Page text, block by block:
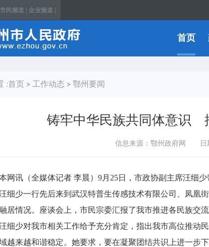
市民频道 | 企业频道 |
首页
:首页 > 工作动态 > 鄂州要闻
铸牢中华民族共同体意识
信息来源：鄂州政府网
讯（全媒体记者 李晨）9月25日，市政协副主席汪细少
少一行先后来到武汉特普生传感技术有限公司、凤凰街
居情况。座谈会上，市民宗委汇报了我市推进各民族交
少对我市相关工作给予充分肯定，指出我市高位推动民
越来越和谐稳定。她要求，要在凝聚团结共识上进一步